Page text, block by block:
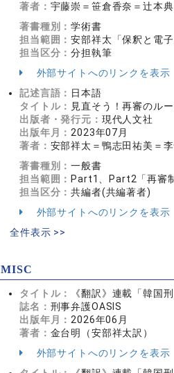
著者： 宇藤崇＝笹倉香奈＝辻本
著書種別：学術書
担当範囲：安部祥太「保釈と電子
担当区分：分担執筆
外部サイトへのリンクを表示
記述言語： 日本語
タイトル： 見直そう！再審のル
出版者・発行元： 現代人文社
出版年月： 2023年07月
著者： 安部祥太＝鴨志田祐美＝
著書種別：一般書
担当範囲： Part1、Part2「再審
担当区分：共編者(共編著者)
外部サイトへのリンクを表示
全件表示 >>
MISC
タイトル：
《翻訳》連載「韓国
誌名： 刑事弁護OASIS
出版年月： 2026年06月
著者： 金台明（安部祥太訳）
外部サイトへのリンクを表示